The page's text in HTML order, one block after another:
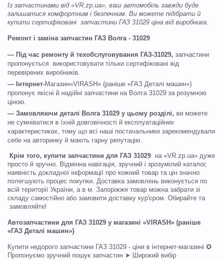
Із запчастинами від «VR.zp.ua», ваш автомобіль завжди буде
залишатися комфортним і безпечним. Ви можете підібрати й
купити сертифіковані запчастини ГАЗ 31029 ціна від виробника.
Ремонт і заміна запчастин ГАЗ Волга - 31029
— Під час ремонту й техобслуговування ГАЗ-31029, запчастини
пропонується використовувати тільки сертифіковані від
перевірених виробників.
— Інтернет-Магазин«VIRASH» (раніше «ГАЗ Деталі машин»)
пропонує якісні й надійні запчастини на Волга 31029 за розумною
ціною.
— Замовляючи деталі Волга 31029 у цьому розділі, ви можете
не сумніватися в їхній довговічності й експлуатаційних
характеристиках, тому що всі наші постачальники зарекомендували
себе на авторинку й мають гарну репутацію.
Крім того, купити запчастини для ГАЗ 31029 на «VR.zp.ua» дуже
просто й зручно. Відмінна навігація, зручний і зрозумілий каталог,
наявність докладної інформації про кожний товар та цін значно
полегшують процес покупки. Доставка замовлень виконується по
всій території України, а в м. Запоріжжя товар можна забрати зі
складу самостійно або замовити доставку кур'єром. Обирайте та
замовляйте!
Автозапчастини для ГАЗ 31029 у магазині «VIRASH» (раніше
«ГАЗ Деталі машин»)
Купити недорого запчастини ГАЗ 31029 - ціни в інтернет-магазині ✪
Пропонуємо зручний пошук запчастин ➤ Широкий вибір